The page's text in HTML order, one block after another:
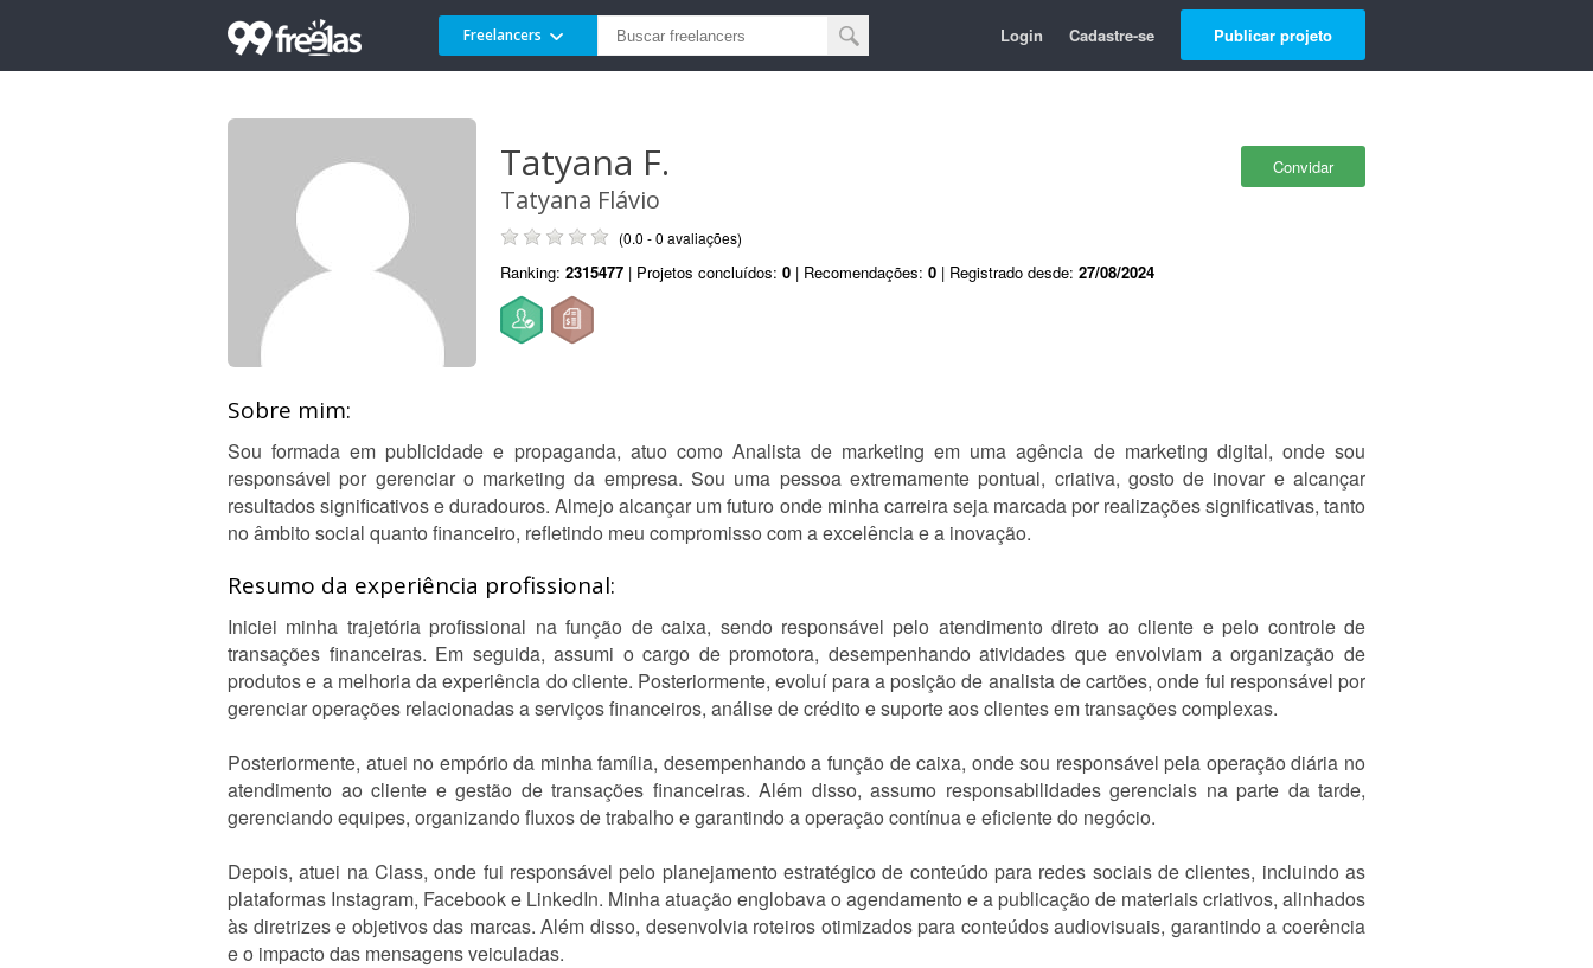
Freelancers Login Cadastre-se Publicar projeto
Convidar
Tatyana F.
Tatyana Flávio
(0.0 - 0 avaliações)
Ranking: 2315477 | Projetos concluídos: 0 | Recomendações: 0 | Registrado desde: 27/08/2024
Sobre mim:
Sou formada em publicidade e propaganda, atuo como Analista de marketing em uma agência de marketing digital, onde sou
responsável por gerenciar o marketing da empresa. Sou uma pessoa extremamente pontual, criativa, gosto de inovar e alcançar
resultados significativos e duradouros. Almejo alcançar um futuro onde minha carreira seja marcada por realizações significativas, tanto
no âmbito social quanto financeiro, refletindo meu compromisso com a excelência e a inovação.
Resumo da experiência profissional:
Iniciei minha trajetória profissional na função de caixa, sendo responsável pelo atendimento direto ao cliente e pelo controle de
transações financeiras. Em seguida, assumi o cargo de promotora, desempenhando atividades que envolviam a organização de
produtos e a melhoria da experiência do cliente. Posteriormente, evoluí para a posição de analista de cartões, onde fui responsável por
gerenciar operações relacionadas a serviços financeiros, análise de crédito e suporte aos clientes em transações complexas.
Posteriormente, atuei no empório da minha família, desempenhando a função de caixa, onde sou responsável pela operação diária no
atendimento ao cliente e gestão de transações financeiras. Além disso, assumo responsabilidades gerenciais na parte da tarde,
gerenciando equipes, organizando fluxos de trabalho e garantindo a operação contínua e eficiente do negócio.
Depois, atuei na Class, onde fui responsável pelo planejamento estratégico de conteúdo para redes sociais de clientes, incluindo as
plataformas Instagram, Facebook e LinkedIn. Minha atuação englobava o agendamento e a publicação de materiais criativos, alinhados
às diretrizes e objetivos das marcas. Além disso, desenvolvia roteiros otimizados para conteúdos audiovisuais, garantindo a coerência
e o impacto das mensagens veiculadas.